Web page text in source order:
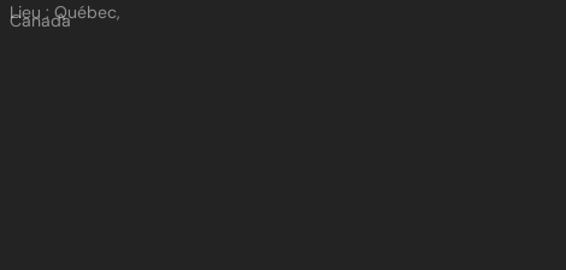
Lieu : Québec,
Canada